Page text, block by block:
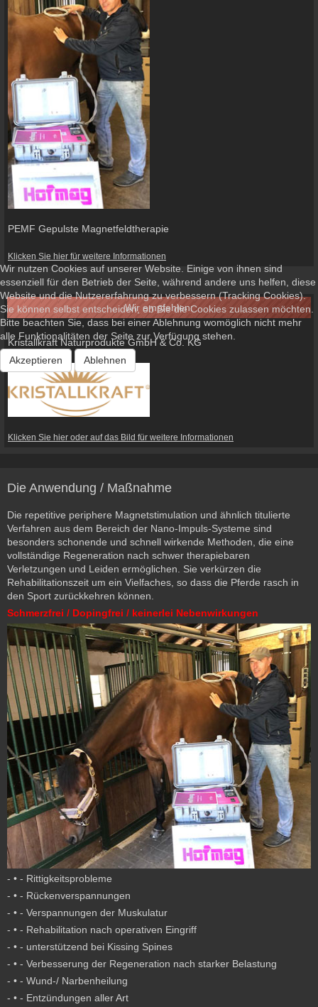
PEMF Gepulste Magnetfeldtherapie
Klicken Sie hier für weitere Informationen
Wir empfehlen:
Kristallkraft Naturprodukte GmbH & Co. KG
Klicken Sie hier oder auf das Bild für weitere Informationen
Die Anwendung / Maßnahme
Die repetitive periphere Magnetstimulation und ähnlich titulierte
Verfahren aus dem Bereich der Nano-Impuls-Systeme sind
besonders schonende und schnell wirkende Methoden, die eine
vollständige Regeneration nach schwer therapiebaren
Verletzungen und Leiden ermöglichen. Sie verkürzen die
Rehabilitationszeit um ein Vielfaches, so dass die Pferde rasch in
den Sport zurückkehren können.
Schmerzfrei / Dopingfrei / keinerlei Nebenwirkungen
- • - Rittigkeitsprobleme
- • - Rückenverspannungen
- • - Verspannungen der Muskulatur
- • - Rehabilitation nach operativen Eingriff
- • - unterstützend bei Kissing Spines
- • - Verbesserung der Regeneration nach starker Belastung
- • - Wund-/ Narbenheilung
- • - Entzündungen aller Art
Wir nutzen Cookies auf unserer Website. Einige von ihnen sind
essenziell für den Betrieb der Seite, während andere uns helfen, diese
Website und die Nutzererfahrung zu verbessern (Tracking Cookies).
Sie können selbst entscheiden, ob Sie die Cookies zulassen möchten.
Bitte beachten Sie, dass bei einer Ablehnung womöglich nicht mehr
alle Funktionalitäten der Seite zur Verfügung stehen.
Akzeptieren Ablehnen